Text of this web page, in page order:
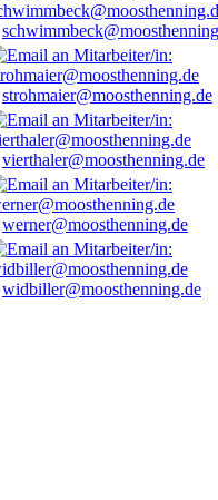
strohmaier@moosthenning.de
vierthaler@moosthenning.de
werner@moosthenning.de
widbiller@moosthenning.de